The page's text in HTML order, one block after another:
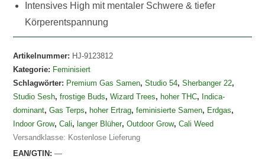
Intensives High mit mentaler Schwere & tiefer
Körperentspannung
Artikelnummer: HJ-9123812
Kategorie: Feminisiert
Schlagwörter: Premium Gas Samen,Studio 54,Sherbanger 22,
Studio Sesh,frostige Buds,Wizard Trees, hoher THC, Indica-
dominant,Gas Terps, hoher Ertrag,feminisierte Samen, Erdgas,
Indoor Grow,Cali, langer Blüher,Outdoor Grow,Cali Weed
Versandklasse: Kostenlose Lieferung
EAN/GTIN:—